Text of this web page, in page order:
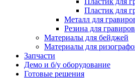
Пластик для
Металл для
Резина для
Материалы для бейджей
Материалы для
Запчасти
Демо и б/у оборудование
Готовые решения